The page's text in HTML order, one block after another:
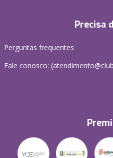
Precisa
Perguntas frequentes
Fale conosco: